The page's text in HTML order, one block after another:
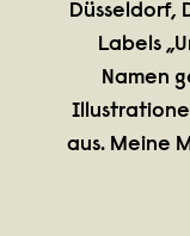
Düsseldorf,
Labels
Namen
aus. Meine